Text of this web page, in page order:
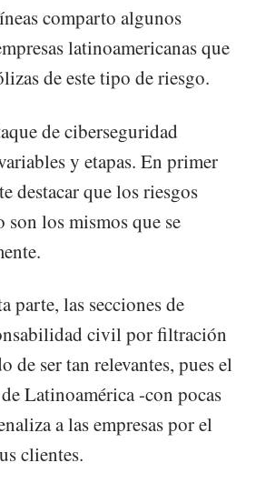
comparto algunos
latinoamericanas que
de este tipo de riesgo.
de ciberseguridad
y etapas. En primer
destacar que los riesgos
los mismos que se
parte, las secciones de
civil por filtración
de ser tan relevantes, pues el
Latinoamérica -con pocas
a las empresas por el
clientes.